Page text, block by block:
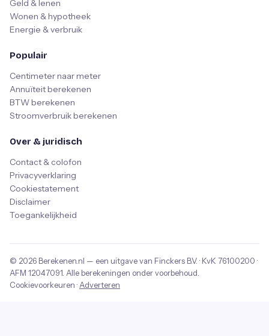
Geld & lenen
Wonen & hypotheek
Energie & verbruik
Populair
Centimeter naar meter
Annuïteit berekenen
BTW berekenen
Stroomverbruik berekenen
Over & juridisch
Contact & colofon
Privacyverklaring
Cookiestatement
Disclaimer
Toegankelijkheid
© 2026 Berekenen.nl — een uitgave van Finckers B.V. · KvK 76100200 ·
AFM 12047091 . Alle berekeningen onder voorbehoud.
Cookievoorkeuren · Adverteren